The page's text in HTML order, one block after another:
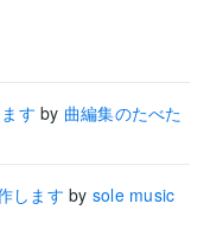
す by 曲編集のたべた
します by sole music